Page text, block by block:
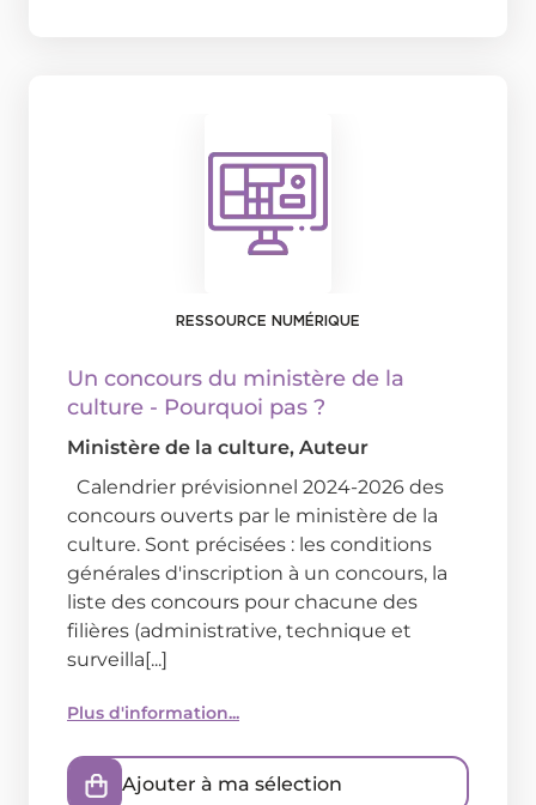
RESSOURCE NUMÉRIQUE
Un concours du ministère de la
culture - Pourquoi pas ?
Ministère de la culture, Auteur
Calendrier prévisionnel 2024-2026 des
concours ouverts par le ministère de la
culture. Sont précisées : les conditions
générales d'inscription à un concours, la
liste des concours pour chacune des
filières (administrative, technique et
surveilla[...]
Plus d'information...
Ajouter à ma sélection